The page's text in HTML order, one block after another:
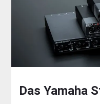
Das Yamaha